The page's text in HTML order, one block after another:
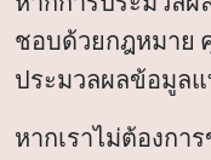
ชอบด้วยกฎหมาย
ประมวลผลข้อมูล
หากเราไม่ต้องก